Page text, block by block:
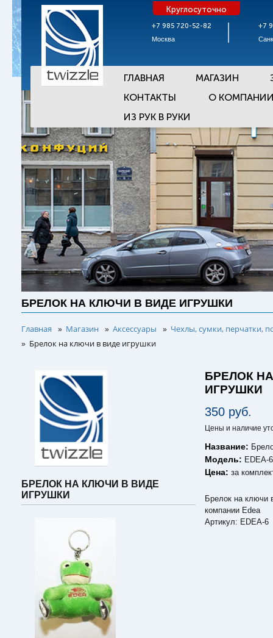
+7 985 720-52-82
Москва
Круглосуточно
+7
ГЛАВНАЯ МАГАЗИН
КОНТАКТЫ
О
ИЗ РУК В РУКИ
БРЕЛОК НА КЛЮЧИ В ВИДЕ ИГРУШКИ
Главная » Магазин » Аксессуары » Чехлы, сумки, перчатки,
» Брелок на ключи в виде игрушки
БРЕЛОК НА КЛЮЧИ В ВИДЕ
ИГРУШКИ
БРЕЛОК
ИГРУШКИ
350 руб.
Цены и наличие
Название:
Модель: EDEA-6
Цена:за
Брелок на ключи
компании Edea
Артикул: EDEA-6